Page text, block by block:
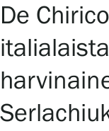
Tule meille
Näyttelyt
Tapahtumat
De